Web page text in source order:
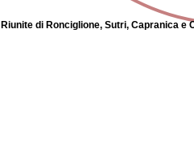
di Ronciglione, Sutri, Capranica e